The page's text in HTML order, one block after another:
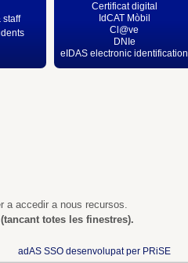
staff
Certificat digital
IdCAT Mòbil
Cl@ve
DNIe
eIDAS electronic identification
a accedir a nous recursos.
totes les finestres).
adAS SSO desenvolupat per PRiSE